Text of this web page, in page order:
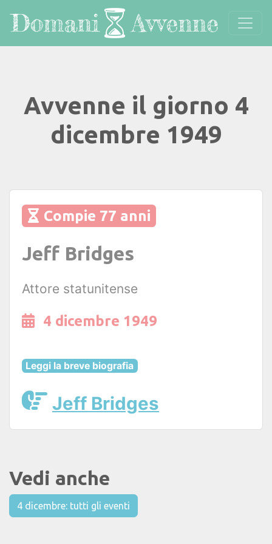
Avvenne il giorno 4
dicembre 1949
Compie 77 anni
Jeff Bridges
Attore statunitense
4 dicembre 1949
Leggi la breve biografia
Jeff Bridges
Vedi anche
4 dicembre: tutti gli eventi